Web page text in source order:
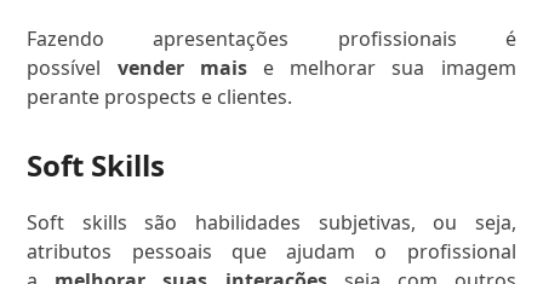
Fazendo apresentações profissionais é
possível vender maise melhorar sua imagem
perante prospects e clientes.
Soft Skills
Soft skills são habilidades subjetivas, ou seja,
atributos pessoais que ajudam o profissional